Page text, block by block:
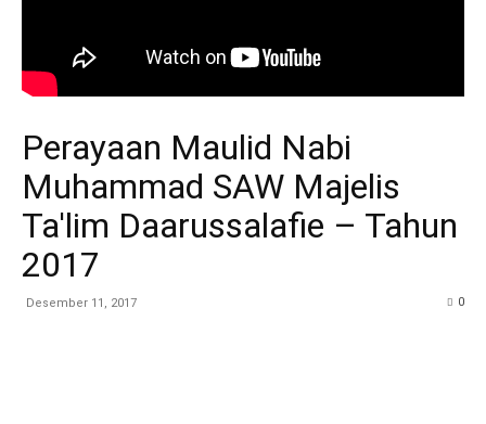
Perayaan Maulid Nabi
Muhammad SAW Majelis
Ta'lim Daarussalafie – Tahun
2017
Desember 11, 2017 0